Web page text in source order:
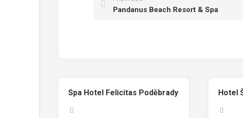
Pandanus Beach Resort & Spa
Spa Hotel Felicitas Poděbrady Hotel